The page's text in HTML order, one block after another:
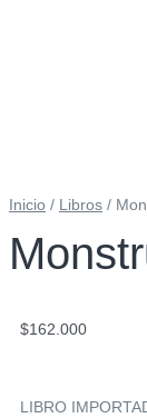
Inicio / Libros /
$162.000
LIBRO